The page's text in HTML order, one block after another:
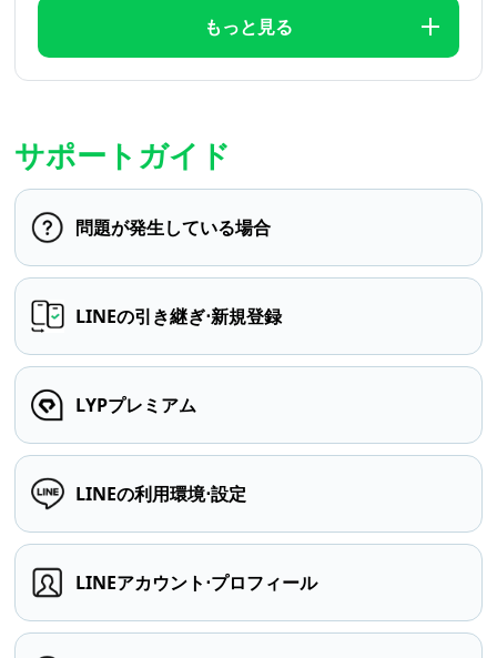
もっと見る
サポートガイド
問題が発生している場合
LINEの引き継ぎ⋅新規登録
LYPプレミアム
LINEの利用環境⋅設定
LINEアカウント⋅プロフィール